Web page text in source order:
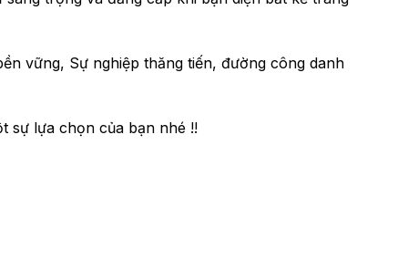
vững, Sự nghiệp thăng tiến, đường công danh
sự lựa chọn của bạn nhé !!